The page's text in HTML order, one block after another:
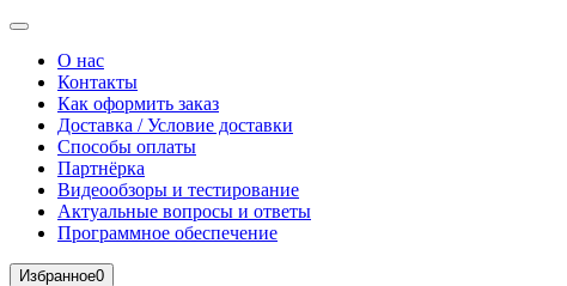
О нас
Контакты
Как оформить заказ
Доставка / Условие доставки
Способы оплаты
Партнёрка
Видеообзоры и тестирование
Актуальные вопросы и ответы
Программное обеспечение
Избранное0